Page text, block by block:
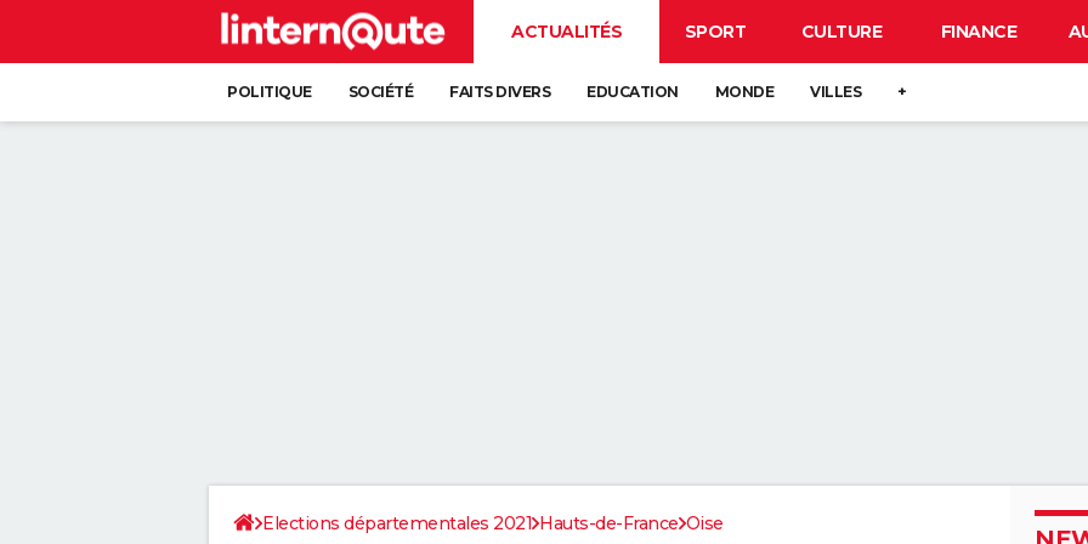
ACTUALITÉS SPORT CULTURE FINANCE
POLITIQUE SOCIÉTÉ FAITS DIVERS EDUCATION MONDE VILLES +
Elections départementales 2021 Hauts-de-France Oise